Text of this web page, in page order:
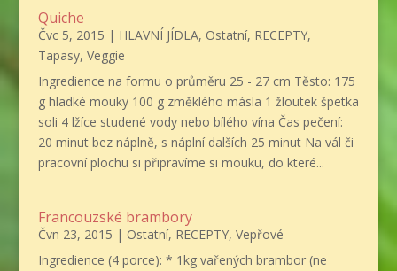
Quiche
Čvc 5, 2015 | HLAVNÍ JÍDLA, Ostatní, RECEPTY,
Tapasy, Veggie
Ingredience na formu o průměru 25 - 27 cm Těsto: 175
g hladké mouky 100 g změklého másla 1 žloutek špetka
soli 4 lžíce studené vody nebo bílého vína Čas pečení:
20 minut bez náplně, s náplní dalších 25 minut Na vál či
pracovní plochu si připravíme si mouku, do které...
Francouzské brambory
Čvn 23, 2015 | Ostatní, RECEPTY, Vepřové
Ingredience (4 porce): * 1kg vařených brambor (ne